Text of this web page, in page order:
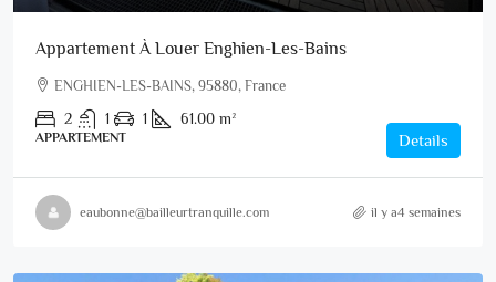
Appartement À Louer Enghien-Les-Bains
ENGHIEN-LES-BAINS, 95880, France
2 1 1 61.00 m²
APPARTEMENT Details
eaubonne@bailleurtranquille.com il y a4 semaines